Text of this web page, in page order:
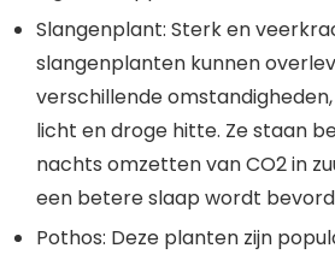
Slangenplant: Sterk en
slangenplanten kunnen
verschillende
licht en droge hitte. Ze staan
nachts omzetten van CO2 in
een betere slaap wordt
Pothos: Deze planten zijn